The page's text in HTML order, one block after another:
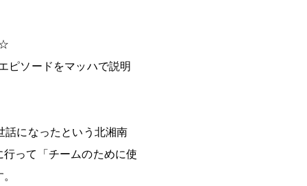
ピソードをマッハで説明
になったという北湘南
って「チームのために使